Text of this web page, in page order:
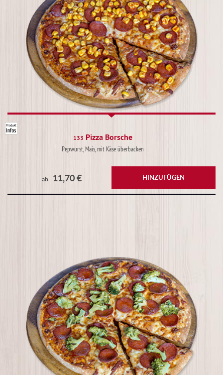
133 Pizza Borsche
Pepwurst, Mais, mit Käse überbacken
ab 11,70 € HINZUFÜGEN